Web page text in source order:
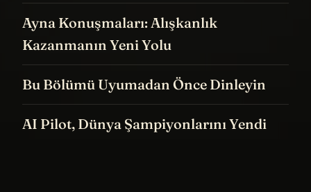
Ayna Konuşmaları: Alışkanlık
Kazanmanın Yeni Yolu
Bu Bölümü Uyumadan Önce Dinleyin
AI Pilot, Dünya Şampiyonlarını Yendi